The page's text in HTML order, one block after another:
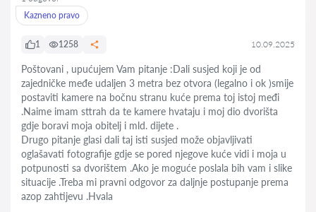
Kazneno pravo
1 1258 10.09.2025
Poštovani , upućujem Vam pitanje :Dali susjed koji je od
zajedničke međe udaljen 3 metra bez otvora (legalno i ok )smije
postaviti kamere na bočnu stranu kuće prema toj istoj međi
.Naime imam sttrah da te kamere hvataju i moj dio dvorišta
gdje boravi moja obitelj i mld. dijete .
Drugo pitanje glasi dali taj isti susjed može objavljivati
oglašavati fotografije gdje se pored njegove kuće vidi i moja u
potpunosti sa dvorištem .Ako je moguće poslala bih vam i slike
situacije .Treba mi pravni odgovor za daljnje postupanje prema
azop zahtijevu .Hvala